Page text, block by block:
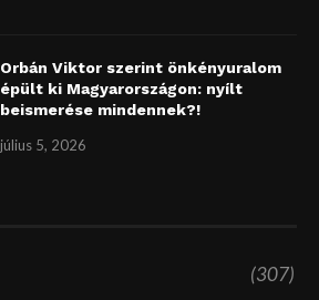
Orbán Viktor szerint önkényuralom
épült ki Magyarországon: nyílt
beismerése mindennek?!
július 5, 2026
(307)